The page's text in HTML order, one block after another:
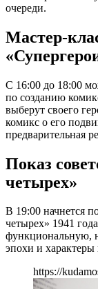
очереди.
Мастер-
С 16:00 до 18:00
по созданию
выберут своего
комикс о его
предварительная
Показ
четырех»
В 19:00 начнется
четырех» 1941
функциональную,
эпохи и характеры
https://